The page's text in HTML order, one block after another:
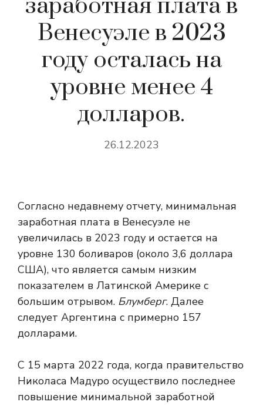
заработная плата в
Венесуэле в 2023
году осталась на
уровне менее 4
долларов.
26.12.2023
Согласно недавнему отчету, минимальная
заработная плата в Венесуэле не
увеличилась в 2023 году и остается на
уровне 130 боливаров (около 3,6 доллара
США), что является самым низким
показателем в Латинской Америке с
большим отрывом. Блумберг. Далее
следует Аргентина с примерно 157
долларами.
С 15 марта 2022 года, когда правительство
Николаса Мадуро осуществило последнее
повышение минимальной заработной